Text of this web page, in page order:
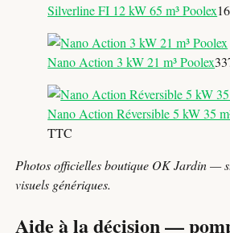
Silverline FI 12 kW 65 m³ Poolex
Nano Action 3 kW 21 m³ Poolex
Nano Action Réversible 5 kW 35
TTC
Photos officielles boutique OK Jardin —
visuels génériques.
Aide à la décision —